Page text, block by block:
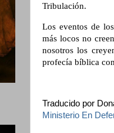
Tribulación.
Los eventos de
más locos no
nosotros los
profecía bíblica
Traducido por
Ministerio En